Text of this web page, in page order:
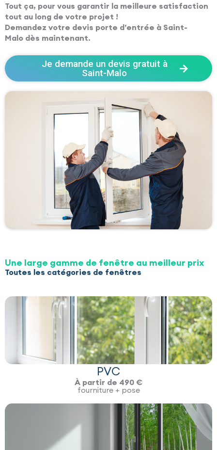
Tout ça, pour vous garantir la meilleure satisfaction
tout au long de votre projet !
Demandez votre devis porte d’entrée à Saint-
Malo dès maintenant.
Je demande un devis gratuit à
Saint-Malo
Une large gamme de fenêtre au meilleur prix
Toutes les catégories de fenêtres
PVC
À partir de 490 €
fourniture + pose